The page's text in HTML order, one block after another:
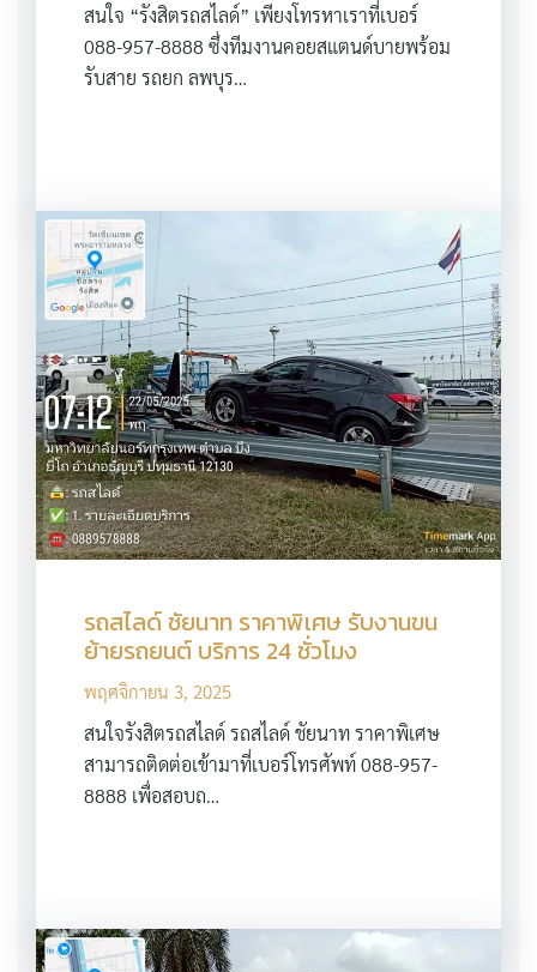
สนใจ “รังสิตรถสไลด์” เพียงโทรหาเราที่เบอร์
088-957-8888 ซึ่งทีมงานคอยสแตนด์บายพร้อม
รับสาย รถยก ลพบุร…
รถสไลด์ ชัยนาท ราคาพิเศษ รับงานขน
ย้ายรถยนต์ บริการ 24 ชั่วโมง
พฤศจิกายน 3, 2025
สนใจรังสิตรถสไลด์ รถสไลด์ ชัยนาท ราคาพิเศษ
สามารถติดต่อเข้ามาที่เบอร์โทรศัพท์ 088-957-
8888 เพื่อสอบถ…